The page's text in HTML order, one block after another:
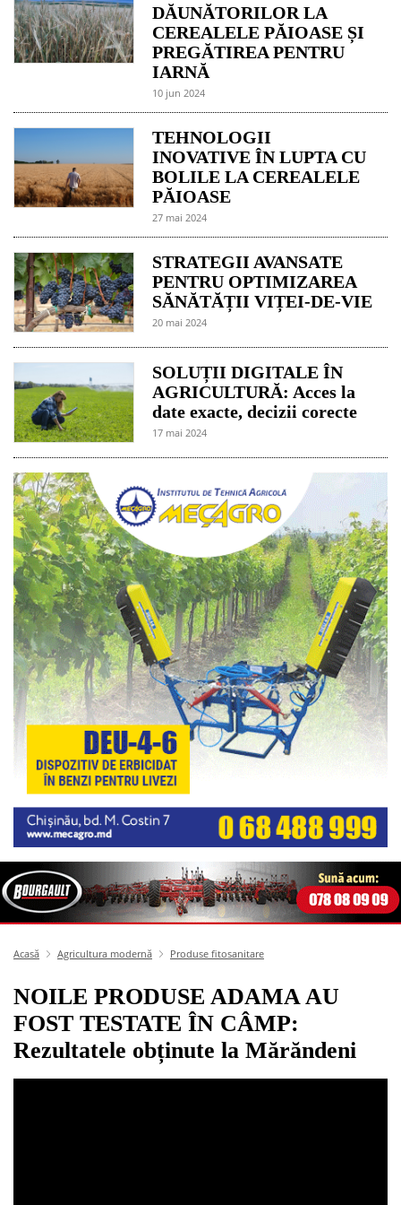
DĂUNĂTORILOR LA
CEREALELE PĂIOASE ȘI
PREGĂTIREA PENTRU
IARNĂ
10 jun 2024
TEHNOLOGII
INOVATIVE ÎN LUPTA CU
BOLILE LA CEREALELE
PĂIOASE
27 mai 2024
STRATEGII AVANSATE
PENTRU OPTIMIZAREA
SĂNĂTĂȚII VIȚEI-DE-VIE
20 mai 2024
SOLUȚII DIGITALE ÎN
AGRICULTURĂ: Acces la
date exacte, decizii corecte
17 mai 2024
Acasă Agricultura modernă Produse fitosanitare
NOILE PRODUSE ADAMA AU
FOST TESTATE ÎN CÂMP:
Rezultatele obținute la Mărăndeni